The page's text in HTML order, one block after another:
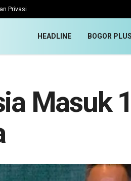
Privasi
HEADLINE BOGOR PLUS
Masuk